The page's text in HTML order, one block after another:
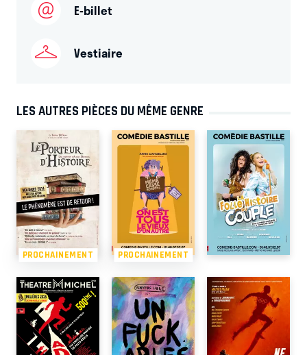
E-billet
Vestiaire
LES AUTRES PIÈCES DU MÊME GENRE
PROCHAINEMENT PROCHAINEMENT